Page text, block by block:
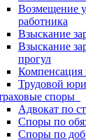
Возмещение
работника
Взыскание
Взыскание
прогул
Компенсация
Трудовой
споры
Адвокат по
Споры по
Споры по